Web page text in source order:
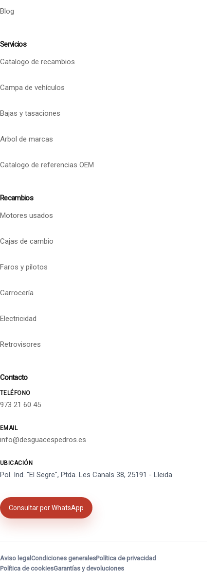
Blog
Servicios
Catalogo de recambios
Campa de vehículos
Bajas y tasaciones
Arbol de marcas
Catalogo de referencias OEM
Recambios
Motores usados
Cajas de cambio
Faros y pilotos
Carrocería
Electricidad
Retrovisores
Contacto
TELÉFONO
973 21 60 45
EMAIL
info@desguacespedros.es
UBICACIÓN
Pol. Ind. "El Segre", Ptda. Les Canals 38, 25191 - Lleida
Consultar por WhatsApp
Aviso legal Condiciones generalesPolítica de privacidad
Política de cookiesGarantías y devoluciones